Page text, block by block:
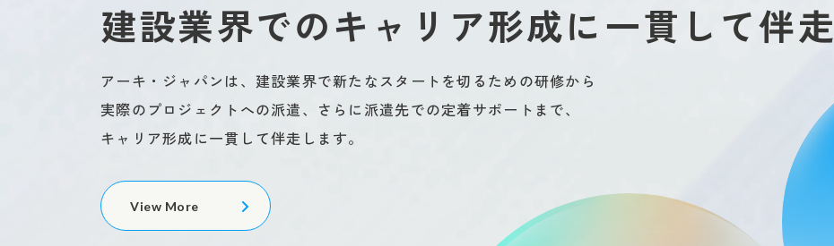
建設業界でのキャリア形成に一貫して伴走
アーキ・ジャパンは、建設業界で新たなスタートを切るための研修から
実際のプロジェクトへの派遣、さらに派遣先での定着サポートまで、
キャリア形成に一貫して伴走します。
View More